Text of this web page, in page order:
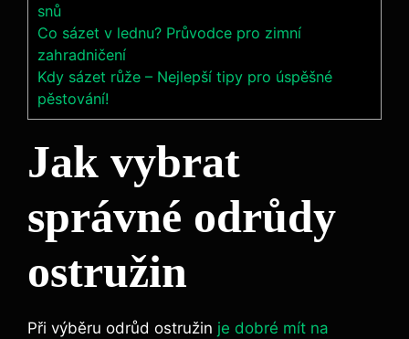
snů
Co sázet v lednu? Průvodce pro zimní
zahradničení
Kdy sázet růže – Nejlepší tipy pro úspěšné
pěstování!
Jak vybrat
správné odrůdy
ostružin
Při výběru odrůd ostružin je dobré mít na